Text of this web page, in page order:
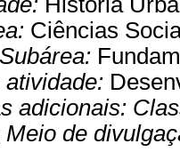
Ciências
Subárea:
adicionais:
Meio de